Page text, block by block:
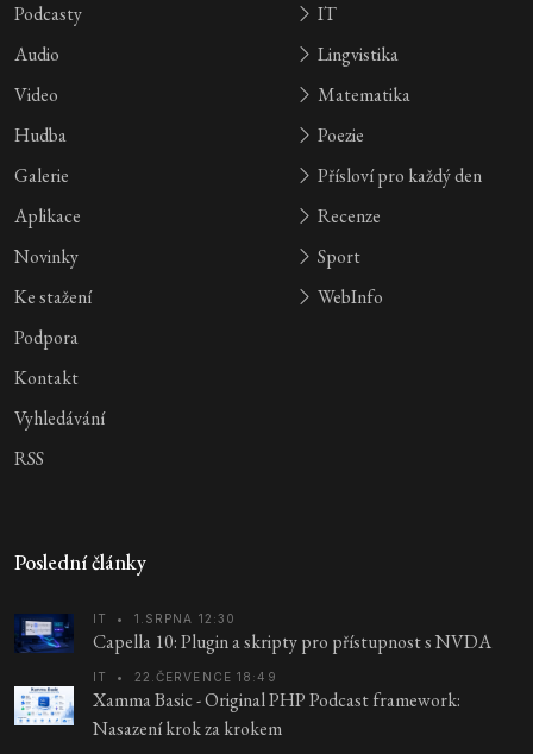
Podcasty
Audio
Video
Hudba
Galerie
Aplikace
Novinky
Ke stažení
Podpora
Kontakt
Vyhledávání
RSS
IT
Lingvistika
Matematika
Poezie
Přísloví pro každý den
Recenze
Sport
WebInfo
Poslední články
IT • 1.SRPNA 12:30
Capella 10: Plugin a skripty pro přístupnost s NVDA
IT • 22.ČERVENCE 18:49
Xamma Basic - Original PHP Podcast framework:
Nasazení krok za krokem